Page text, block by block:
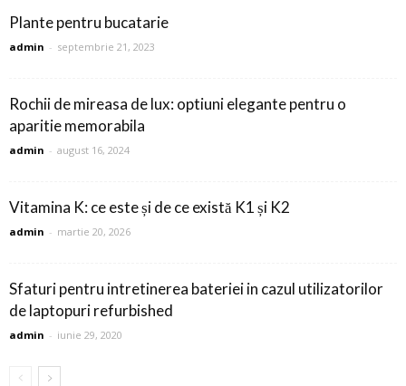
Plante pentru bucatarie
admin - septembrie 21, 2023
Rochii de mireasa de lux: optiuni elegante pentru o
aparitie memorabila
admin - august 16, 2024
Vitamina K: ce este și de ce există K1 și K2
admin - martie 20, 2026
Sfaturi pentru intretinerea bateriei in cazul utilizatorilor
de laptopuri refurbished
admin - iunie 29, 2020